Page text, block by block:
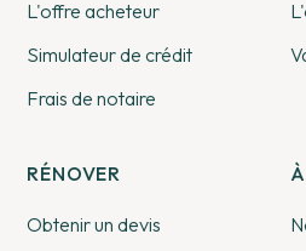
L'offre acheteur
Simulateur de crédit
Frais de notaire
RÉNOVER
Obtenir un devis